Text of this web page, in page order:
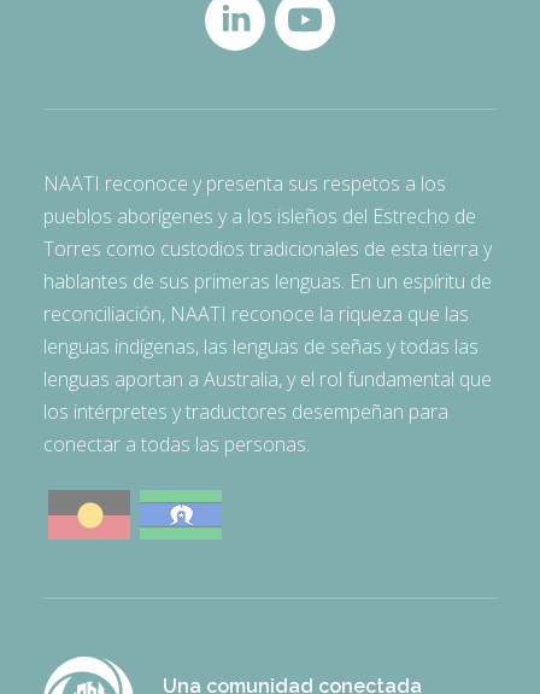
NAATI reconoce y presenta sus respetos a los
pueblos aborígenes y a los isleños del Estrecho de
Torres como custodios tradicionales de esta tierra y
hablantes de sus primeras lenguas. En un espíritu de
reconciliación, NAATI reconoce la riqueza que las
lenguas indígenas, las lenguas de señas y todas las
lenguas aportan a Australia, y el rol fundamental que
los intérpretes y traductores desempeñan para
conectar a todas las personas.
Una comunidad conectada